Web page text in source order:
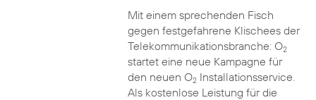
Mit einem sprechenden Fisch
gegen festgefahrene Klischees der
Telekommunikationsbranche: O2
startet eine neue Kampagne für
den neuen O2Installationsservice.
Als kostenlose Leistung für die